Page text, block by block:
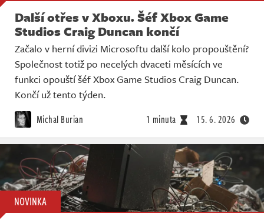
Další otřes v Xboxu. Šéf Xbox Game
Studios Craig Duncan končí
Začalo v herní divizi Microsoftu další kolo propouštění?
Společnost totiž po necelých dvaceti měsících ve
funkci opouští šéf Xbox Game Studios Craig Duncan.
Končí už tento týden.
Michal Burian 1 minuta 15. 6. 2026
NOVINKA